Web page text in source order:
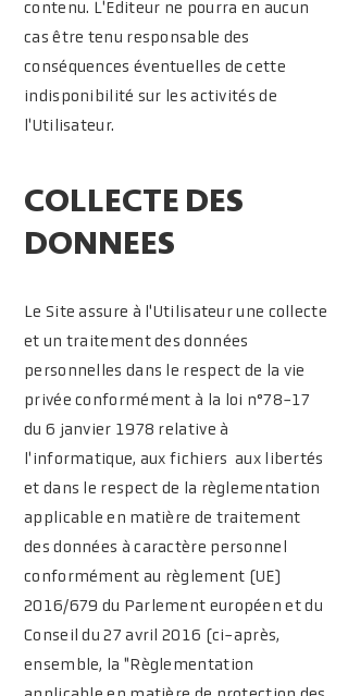
contenu. L'Editeur ne pourra en aucun
cas être tenu responsable des
conséquences éventuelles de cette
indisponibilité sur les activités de
l'Utilisateur.
COLLECTE DES
DONNEES
Le Site assure à l'Utilisateur une collecte
et un traitement des données
personnelles dans le respect de la vie
privée conformément à la loi n°78-17
du 6 janvier 1978 relative à
l'informatique, aux fichiers aux libertés
et dans le respect de la règlementation
applicable en matière de traitement
des données à caractère personnel
conformément au règlement (UE)
2016/679 du Parlement européen et du
Conseil du 27 avril 2016 (ci-après,
ensemble, la "Règlementation